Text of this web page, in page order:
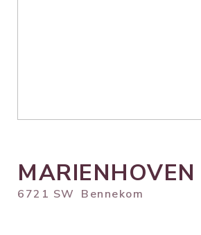
MARIENHOVEN
6721 SW Bennekom